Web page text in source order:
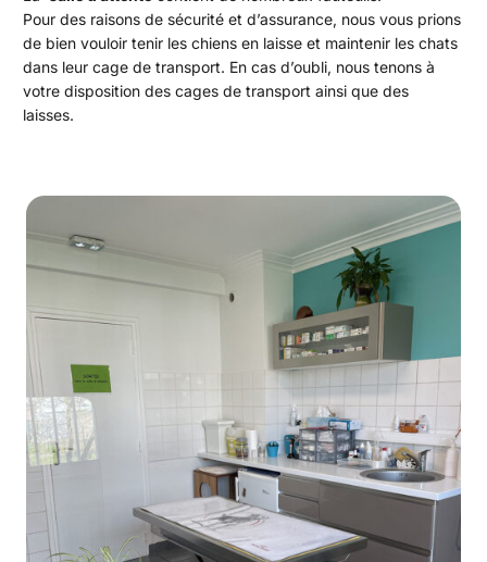
Pour des raisons de sécurité et d’assurance, nous vous prions
de bien vouloir tenir les chiens en laisse et maintenir les chats
dans leur cage de transport. En cas d’oubli, nous tenons à
votre disposition des cages de transport ainsi que des
laisses.